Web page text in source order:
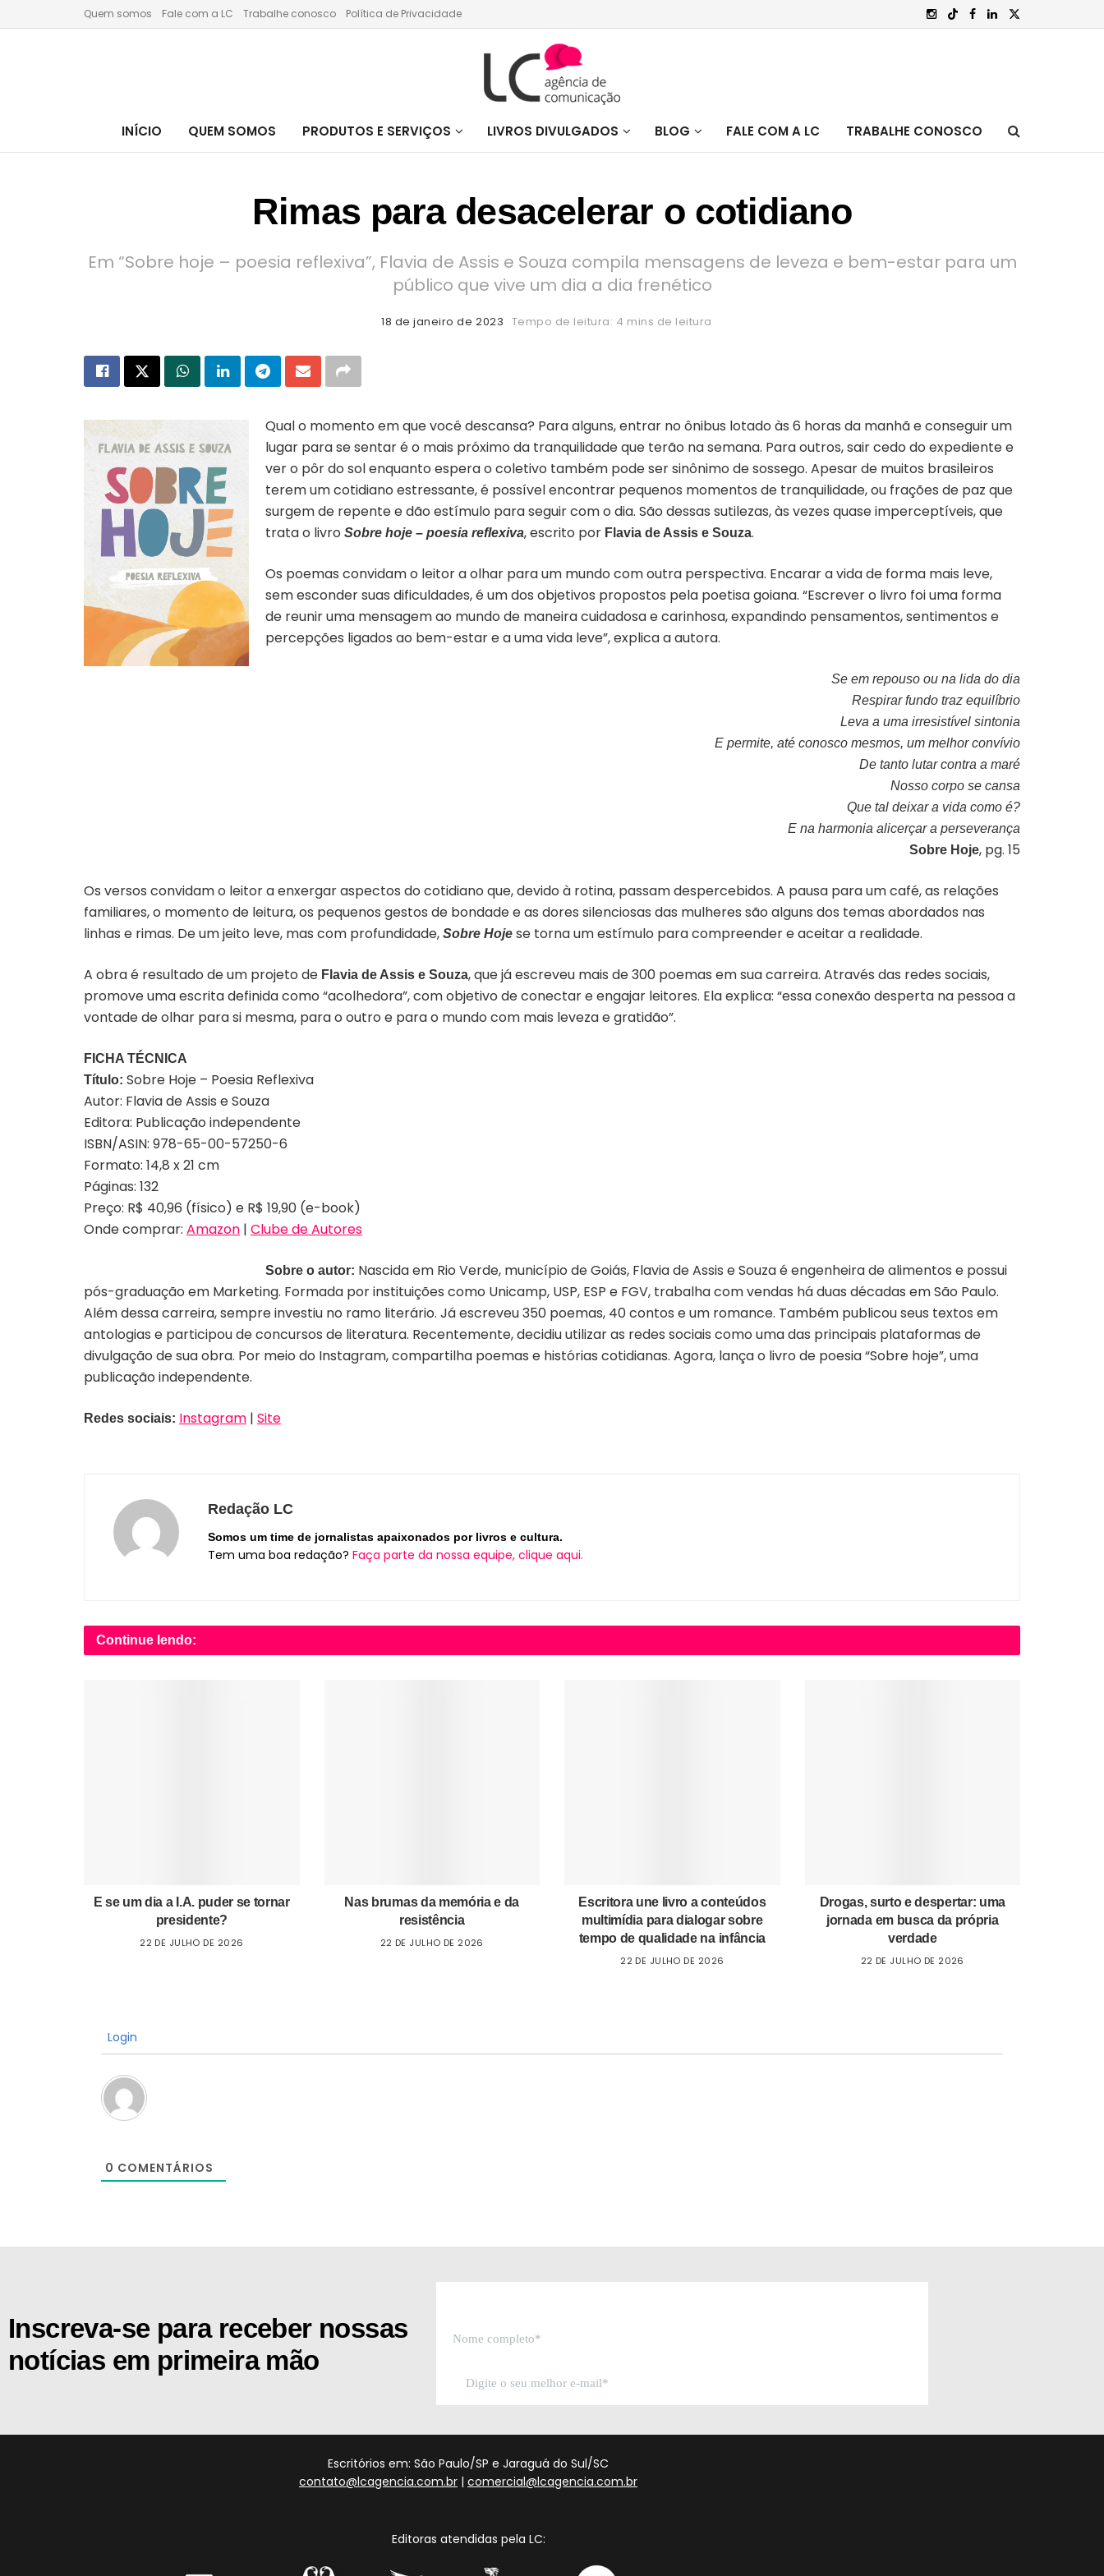
Quem somos Fale com a LC Trabalhe conosco Política de Privacidade
INÍCIO QUEM SOMOS PRODUTOS E SERVIÇOS LIVROS DIVULGADOS BLOG FALE COM A LC TRABALHE CONOSCO
Rimas para desacelerar o cotidiano
Em “Sobre hoje – poesia reflexiva”, Flavia de Assis e Souza compila mensagens de leveza e bem-estar para um
público que vive um dia a dia frenético
18 de janeiro de 2023 Tempo de leitura: 4 mins de leitura
Qual o momento em que você descansa? Para alguns, entrar no ônibus lotado às 6 horas da manhã e conseguir um
lugar para se sentar é o mais próximo da tranquilidade que terão na semana. Para outros, sair cedo do expediente e
ver o pôr do sol enquanto espera o coletivo também pode ser sinônimo de sossego. Apesar de muitos brasileiros
terem um cotidiano estressante, é possível encontrar pequenos momentos de tranquilidade, ou frações de paz que
surgem de repente e dão estímulo para seguir com o dia. São dessas sutilezas, às vezes quase imperceptíveis, que
trata o livro Sobre hoje – poesia reflexiva, escrito por Flavia de Assis e Souza.
Os poemas convidam o leitor a olhar para um mundo com outra perspectiva. Encarar a vida de forma mais leve,
sem esconder suas dificuldades, é um dos objetivos propostos pela poetisa goiana. “Escrever o livro foi uma forma
de reunir uma mensagem ao mundo de maneira cuidadosa e carinhosa, expandindo pensamentos, sentimentos e
percepções ligados ao bem-estar e a uma vida leve”, explica a autora.
Se em repouso ou na lida do dia
Respirar fundo traz equilíbrio
Leva a uma irresistível sintonia
E permite, até conosco mesmos, um melhor convívio
De tanto lutar contra a maré
Nosso corpo se cansa
Que tal deixar a vida como é?
E na harmonia alicerçar a perseverança
Sobre Hoje, pg. 15
Os versos convidam o leitor a enxergar aspectos do cotidiano que, devido à rotina, passam despercebidos. A pausa para um café, as relações
familiares, o momento de leitura, os pequenos gestos de bondade e as dores silenciosas das mulheres são alguns dos temas abordados nas
linhas e rimas. De um jeito leve, mas com profundidade, Sobre Hoje se torna um estímulo para compreender e aceitar a realidade.
A obra é resultado de um projeto de Flavia de Assis e Souza, que já escreveu mais de 300 poemas em sua carreira. Através das redes sociais,
promove uma escrita definida como “acolhedora”, com objetivo de conectar e engajar leitores. Ela explica: “essa conexão desperta na pessoa a
vontade de olhar para si mesma, para o outro e para o mundo com mais leveza e gratidão”.
FICHA TÉCNICA
Título: Sobre Hoje – Poesia Reflexiva
Autor: Flavia de Assis e Souza
Editora: Publicação independente
ISBN/ASIN: 978-65-00-57250-6
Formato: 14,8 x 21 cm
Páginas: 132
Preço: R$ 40,96 (físico) e R$ 19,90 (e-book)
Onde comprar: Amazon | Clube de Autores
Sobre o autor: Nascida em Rio Verde, município de Goiás, Flavia de Assis e Souza é engenheira de alimentos e possui
pós-graduação em Marketing. Formada por instituições como Unicamp, USP, ESP e FGV, trabalha com vendas há duas décadas em São Paulo.
Além dessa carreira, sempre investiu no ramo literário. Já escreveu 350 poemas, 40 contos e um romance. Também publicou seus textos em
antologias e participou de concursos de literatura. Recentemente, decidiu utilizar as redes sociais como uma das principais plataformas de
divulgação de sua obra. Por meio do Instagram, compartilha poemas e histórias cotidianas. Agora, lança o livro de poesia “Sobre hoje”, uma
publicação independente.
Redes sociais: Instagram | Site
Redação LC
Somos um time de jornalistas apaixonados por livros e cultura.
Tem uma boa redação? Faça parte da nossa equipe, clique aqui.
Continue lendo:
E se um dia a I.A. puder se tornar
presidente?
22 DE JULHO DE 2026
Nas brumas da memória e da
resistência
22 DE JULHO DE 2026
Escritora une livro a conteúdos
multimídia para dialogar sobre
tempo de qualidade na infância
22 DE JULHO DE 2026
Drogas, surto e despertar: uma
jornada em busca da própria
verdade
22 DE JULHO DE 2026
Login
0 COMENTÁRIOS
Inscreva-se para receber nossas
notícias em primeira mão
Escritórios em: São Paulo/SP e Jaraguá do Sul/SC
contato@lcagencia.com.br | comercial@lcagencia.com.br
Editoras atendidas pela LC: